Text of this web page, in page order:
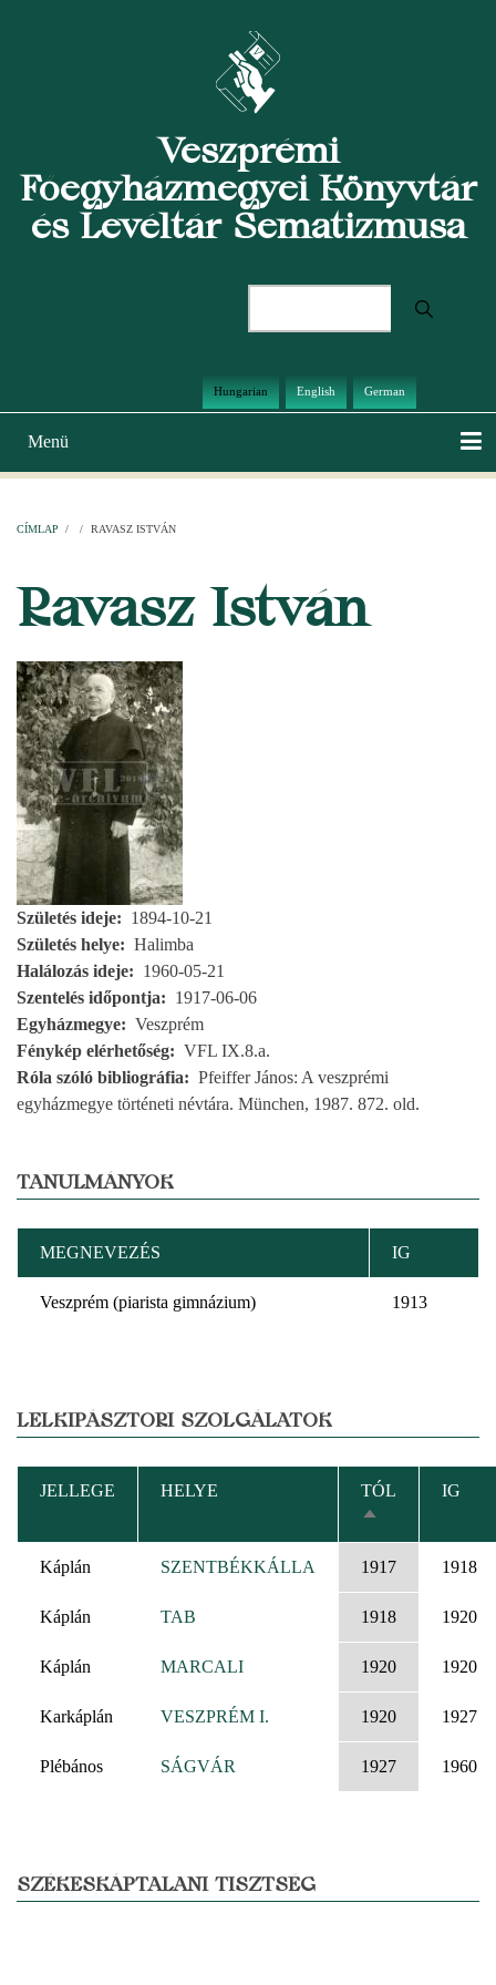
Veszprémi
Főegyházmegyei Könyvtár
és Levéltár Sematizmusa
Hungarian English German
Main
navigation
Menü
CÍMLAP / / RAVASZ ISTVÁN
Ravasz István
Születés ideje
1894-10-21
Születés helye
Halimba
Halálozás ideje
1960-05-21
Szentelés időpontja
1917-06-06
Egyházmegye
Veszprém
Fénykép elérhetőség
VFL IX.8.a.
Róla szóló bibliográfia
Pfeiffer János: A veszprémi
egyházmegye történeti névtára. München, 1987. 872. old.
TANULMÁNYOK
MEGNEVEZÉS IG
Veszprém (piarista gimnázium) 1913
LELKIPÁSZTORI SZOLGÁLATOK
JELLEGE HELYE
TÓL
CSÖKKENŐ
RENDEZÉS
IG
Káplán SZENTBÉKKÁLLA 1917 1918
Káplán TAB 1918 1920
Káplán MARCALI 1920 1920
Karkáplán VESZPRÉM I. 1920 1927
Plébános SÁGVÁR 1927 1960
SZÉKESKÁPTALANI TISZTSÉG